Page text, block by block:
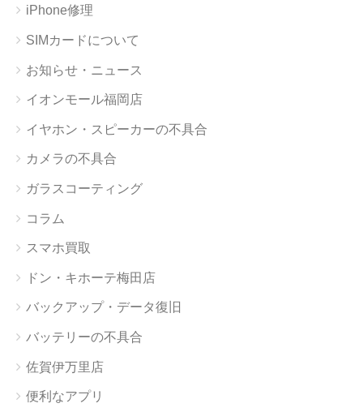
iPhone修理
SIMカードについて
お知らせ・ニュース
イオンモール福岡店
イヤホン・スピーカーの不具合
カメラの不具合
ガラスコーティング
コラム
スマホ買取
ドン・キホーテ梅田店
バックアップ・データ復旧
バッテリーの不具合
佐賀伊万里店
便利なアプリ